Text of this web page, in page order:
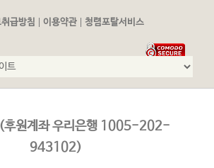
급방침 이용약관 청렴포탈서비스
(후원계좌 우리은행 1005-202-
943102)